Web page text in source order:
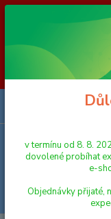
Vážení zákazníci, v
důvodu čerpání
provoz e-shopu
uhrazené do čtvrtka 6.
Objednávky přijaté,
2026 budou postupně
v termínu od 8. 8.
dovolené probíhat
e-
Objednávky přijaté,